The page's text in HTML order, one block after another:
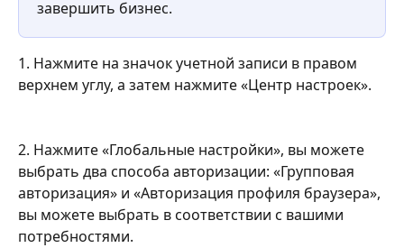
завершить бизнес.
1. Нажмите на значок учетной записи в правом
верхнем углу, а затем нажмите «Центр настроек».
2. Нажмите «Глобальные настройки», вы можете
выбрать два способа авторизации: «Групповая
авторизация» и «Авторизация профиля браузера»,
вы можете выбрать в соответствии с вашими
потребностями.